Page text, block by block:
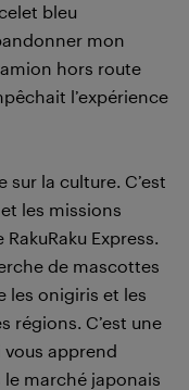
bleu
mon
hors route
l’expérience
la culture. C’est
les missions
Express.
de mascottes
les onigiris et les
régions. C’est une
apprend
le marché japonais